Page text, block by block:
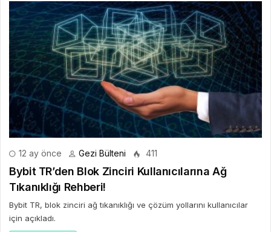
12 ay önce Gezi Bülteni 411
Bybit TR’den Blok Zinciri Kullanıcılarına Ağ
Tıkanıklığı Rehberi!
Bybit TR, blok zinciri ağ tıkanıklığı ve çözüm yollarını kullanıcılar
için açıkladı.